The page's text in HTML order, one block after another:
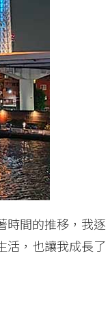
時間的推移，我逐
活，也讓我成長了